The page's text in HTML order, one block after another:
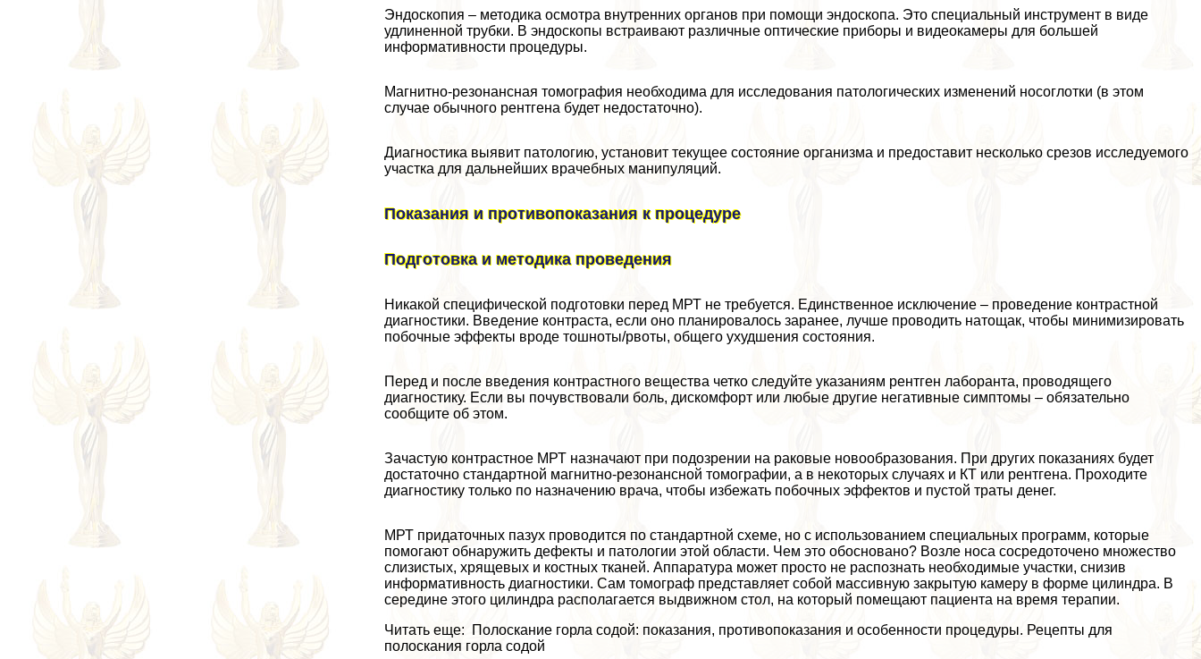
Эндоскопия – методика осмотра внутренних органов при помощи эндоскопа. Это специальный инструмент в виде
удлиненной трубки. В эндоскопы встраивают различные оптические приборы и видеокамеры для большей
информативности процедуры.
Магнитно-резонансная томография необходима для исследования патологических изменений носоглотки (в этом
случае обычного рентгена будет недостаточно).
Диагностика выявит патологию, установит текущее состояние организма и предоставит несколько срезов исследуемого
участка для дальнейших врачебных манипуляций.
Показания и противопоказания к процедуре
Подготовка и методика проведения
Никакой специфической подготовки перед МРТ не требуется. Единственное исключение – проведение контрастной
диагностики. Введение контраста, если оно планировалось заранее, лучше проводить натощак, чтобы минимизировать
побочные эффекты вроде тошноты/рвоты, общего ухудшения состояния.
Перед и после введения контрастного вещества четко следуйте указаниям рентген лаборанта, проводящего
диагностику. Если вы почувствовали боль, дискомфорт или любые другие негативные симптомы – обязательно
сообщите об этом.
Зачастую контрастное МРТ назначают при подозрении на paковые новообразования. При других показаниях будет
достаточно стандартной магнитно-резонансной томографии, а в некоторых случаях и КТ или рентгена. Проходите
диагностику только по назначению врача, чтобы избежать побочных эффектов и пустой траты денег.
МРТ придаточных пазух проводится по стандартной схеме, но с использованием специальных программ, которые
помогают обнаружить дефекты и патологии этой области. Чем это обосновано? Возле носа сосредоточено множество
слизистых, хрящевых и костных тканей. Аппаратура может просто не распознать необходимые участки, снизив
информативность диагностики. Сам томограф представляет собой массивную закрытую камеру в форме цилиндра. В
середине этого цилиндра располагается выдвижном стол, на который помещают пациента на время терапии.
Читать еще: Полоскание горла содой: показания, противопоказания и особенности процедуры. Рецепты для
полоскания горла содой